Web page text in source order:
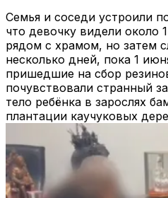
Семья и соседи устроили
что девочку видели около
рядом с храмом, но затем
несколько дней, пока 1
пришедшие на сбор
почувствовали странный
тело ребёнка в зарослях
плантации каучуковых